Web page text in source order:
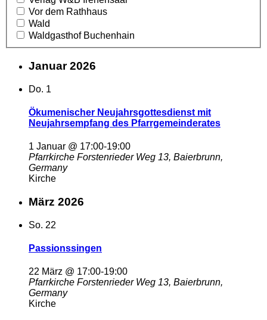
Vor dem Rathhaus
Wald
Waldgasthof Buchenhain
Januar 2026
Do. 1
Ökumenischer Neujahrsgottesdienst mit
Neujahrsempfang des Pfarrgemeinderates
1 Januar @ 17:00-19:00
Pfarrkirche Forstenrieder Weg 13, Baierbrunn,
Germany
Kirche
März 2026
So. 22
Passionssingen
22 März @ 17:00-19:00
Pfarrkirche Forstenrieder Weg 13, Baierbrunn,
Germany
Kirche